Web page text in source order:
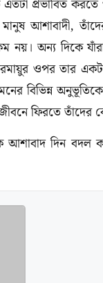
প্রভাবিত
আশাবাদী,
নয়। অন্য দিকে
ওপর তার
বিভিন্ন
ফিরতে তাঁদের
আশাবাদ দিন